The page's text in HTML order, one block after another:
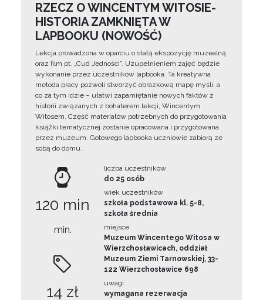
RZECZ O WINCENTYM WITOSIE-
HISTORIA ZAMKNIĘTA W
LAPBOOKU (NOWOŚĆ)
Lekcja prowadzona w oparciu o stałą ekspozycję muzealną
oraz film pt. „Cud Jedności”. Uzupełnieniem zajęć będzie
wykonanie przez uczestników lapbooka. Ta kreatywna
metoda pracy pozwoli stworzyć obrazkową mapę myśli, a
co za tym idzie – ułatwi zapamiętanie nowych faktów z
historii związanych z bohaterem lekcji, Wincentym
Witosem. Część materiałów potrzebnych do przygotowania
książki tematycznej zostanie opracowana i przygotowana
przez muzeum. Gotowego lapbooka uczniowie zabiorą ze
sobą do domu.
120 min
min.
14 zł
liczba uczestników
do 25 osób
wiek uczestników
szkoła podstawowa kl. 5-8,
szkoła średnia
miejsce
Muzeum Wincentego Witosa w
Wierzchosławicach, oddział
Muzeum Ziemi Tarnowskiej, 33-
122 Wierzchosławice 698
uwagi
wymagana rezerwacja